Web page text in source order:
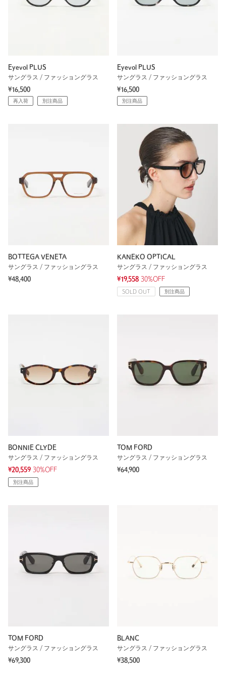
Eyevol PLUS
サングラス / ファッショングラス
¥16,500
再入荷 別注商品
Eyevol PLUS
サングラス / ファッショングラス
¥16,500
別注商品
BOTTEGA VENETA
サングラス / ファッショングラス
¥48,400
KANEKO OPTICAL
サングラス / ファッショングラス
¥19,558 30%OFF
SOLD OUT 別注商品
BONNIE CLYDE
サングラス / ファッショングラス
¥20,559 30%OFF
別注商品
TOM FORD
サングラス / ファッショングラス
¥64,900
TOM FORD
サングラス / ファッショングラス
¥69,300
BLANC
サングラス / ファッショングラス
¥38,500